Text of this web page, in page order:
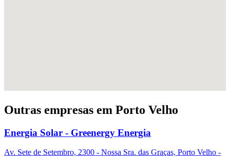
Outras empresas em Porto Velho
Energia Solar - Greenergy Energia
Av. Sete de Setembro, 2300 - Nossa Sra. das Graças, Porto Velho -